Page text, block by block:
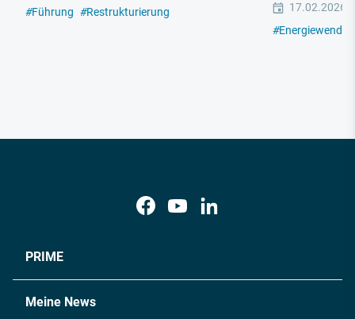
#Führung #Restrukturierung
17.02.2026
#Energiewende
PRIME
Meine News